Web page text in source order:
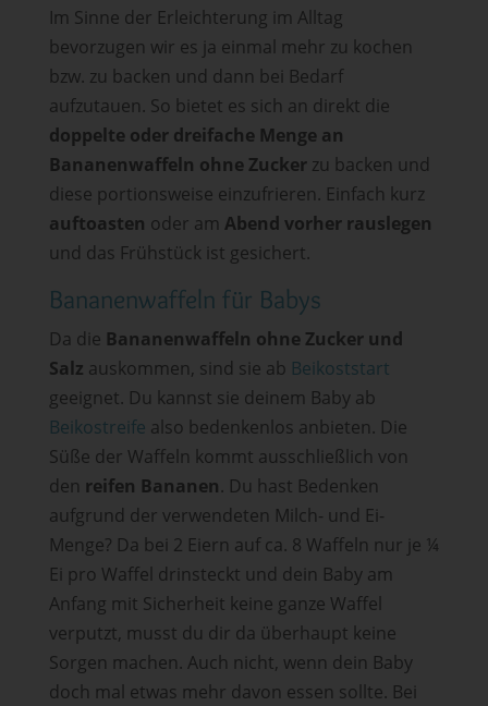
Im Sinne der Erleichterung im Alltag
bevorzugen wir es ja einmal mehr zu kochen
bzw. zu backen und dann bei Bedarf
aufzutauen. So bietet es sich an direkt die
doppelte oder dreifache Menge an
Bananenwaffeln ohne Zuckerzu backen und
diese portionsweise einzufrieren. Einfach kurz
auftoasten oder am Abend vorher rauslegen
und das Frühstück ist gesichert.
Bananenwaffeln für Babys
Da die Bananenwaffeln ohne Zucker und
Salz auskommen, sind sie ab Beikoststart
geeignet. Du kannst sie deinem Baby ab
Beikostreife also bedenkenlos anbieten. Die
Süße der Waffeln kommt ausschließlich von
den reifen Bananen. Du hast Bedenken
aufgrund der verwendeten Milch- und Ei-
Menge? Da bei 2 Eiern auf ca. 8 Waffeln nur je ¼
Ei pro Waffel drinsteckt und dein Baby am
Anfang mit Sicherheit keine ganze Waffel
verputzt, musst du dir da überhaupt keine
Sorgen machen. Auch nicht, wenn dein Baby
doch mal etwas mehr davon essen sollte. Bei